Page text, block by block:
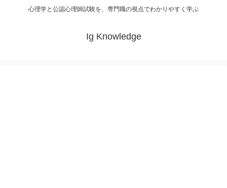
心理学と公認心理師試験を、専門職の視点でわかりやすく学ぶ
Ig Knowledge